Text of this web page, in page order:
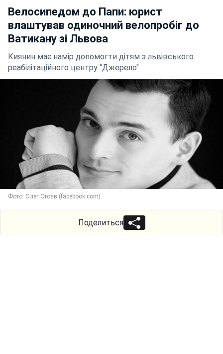
Велосипедом до Папи: юрист
влаштував одиночний велопробіг до
Ватикану зі Львова
Киянин має намір допомогти дітям з львівського
реабілітаційного центру "Джерело"
Фото: Олег Стоєв (facebook.com)
Поделиться